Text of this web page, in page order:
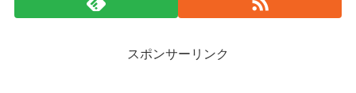
スポンサーリンク